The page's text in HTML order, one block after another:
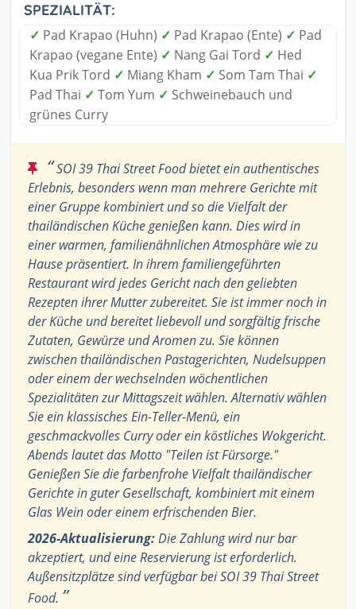
SPEZIALITÄT:
✓ Pad Krapao (Huhn) ✓ Pad Krapao (Ente) ✓ Pad
Krapao (vegane Ente) ✓ Nang Gai Tord ✓ Hed
Kua Prik Tord ✓ Miang Kham ✓ Som Tam Thai ✓
Pad Thai ✓ Tom Yum ✓ Schweinebauch und
grünes Curry
“SOI 39 Thai Street Food bietet ein authentisches
Erlebnis, besonders wenn man mehrere Gerichte mit
einer Gruppe kombiniert und so die Vielfalt der
thailändischen Küche genießen kann. Dies wird in
einer warmen, familienähnlichen Atmosphäre wie zu
Hause präsentiert. In ihrem familiengeführten
Restaurant wird jedes Gericht nach den geliebten
Rezepten ihrer Mutter zubereitet. Sie ist immer noch in
der Küche und bereitet liebevoll und sorgfältig frische
Zutaten, Gewürze und Aromen zu. Sie können
zwischen thailändischen Pastagerichten, Nudelsuppen
oder einem der wechselnden wöchentlichen
Spezialitäten zur Mittagszeit wählen. Alternativ wählen
Sie ein klassisches Ein-Teller-Menü, ein
geschmackvolles Curry oder ein köstliches Wokgericht.
Abends lautet das Motto "Teilen ist Fürsorge."
Genießen Sie die farbenfrohe Vielfalt thailändischer
Gerichte in guter Gesellschaft, kombiniert mit einem
Glas Wein oder einem erfrischenden Bier.
2026-Aktualisierung:Die Zahlung wird nur bar
akzeptiert, und eine Reservierung ist erforderlich.
Außensitzplätze sind verfügbar bei SOI 39 Thai Street
Food. ”